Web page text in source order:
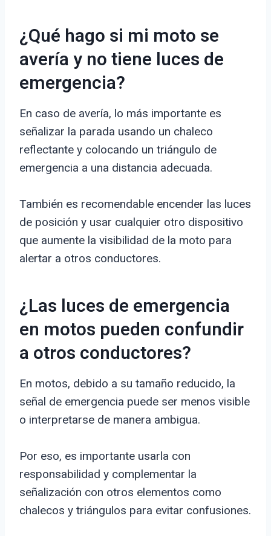
¿Qué hago si mi moto se
avería y no tiene luces de
emergencia?
En caso de avería, lo más importante es
señalizar la parada usando un chaleco
reflectante y colocando un triángulo de
emergencia a una distancia adecuada.
También es recomendable encender las luces
de posición y usar cualquier otro dispositivo
que aumente la visibilidad de la moto para
alertar a otros conductores.
¿Las luces de emergencia
en motos pueden confundir
a otros conductores?
En motos, debido a su tamaño reducido, la
señal de emergencia puede ser menos visible
o interpretarse de manera ambigua.
Por eso, es importante usarla con
responsabilidad y complementar la
señalización con otros elementos como
chalecos y triángulos para evitar confusiones.